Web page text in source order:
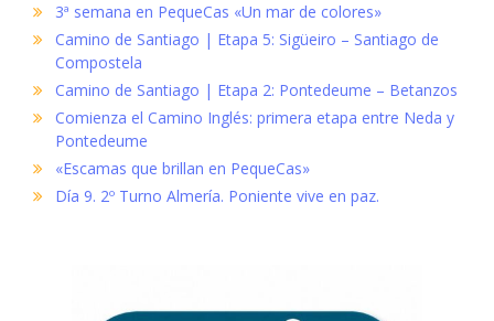
3ª semana en PequeCas «Un mar de colores»
Camino de Santiago | Etapa 5: Sigüeiro – Santiago de
Compostela
Camino de Santiago | Etapa 2: Pontedeume – Betanzos
Comienza el Camino Inglés: primera etapa entre Neda y
Pontedeume
«Escamas que brillan en PequeCas»
Día 9. 2º Turno Almería. Poniente vive en paz.